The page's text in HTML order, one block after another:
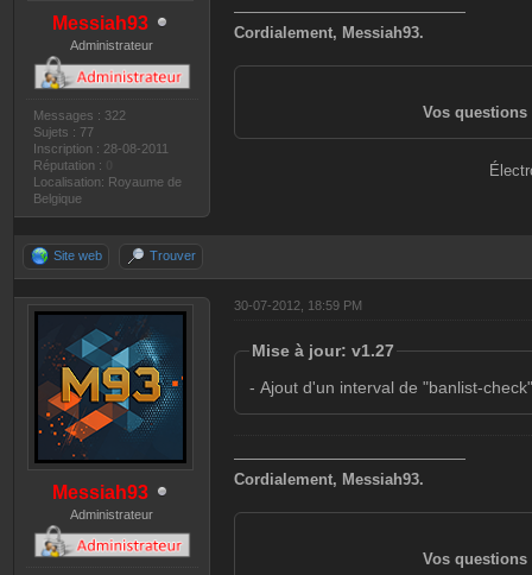
Messiah93
Administrateur
Messages : 322
Sujets : 77
Inscription : 28-08-2011
Réputation :
Localisation: Royaume de
Belgique
———————————————
Cordialement, Messiah93.
Vos questions
Site web Trouver
Messiah93
Administrateur
30-07-2012, 18:59 PM
Mise à jour: v1.27
- Ajout d'un interval de "banlist-
———————————————
Cordialement, Messiah93.
Vos questions